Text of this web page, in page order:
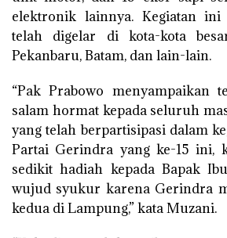
elektronik lainnya. Kegiatan ini
telah digelar di kota-kota
Pekanbaru, Batam, dan lain-lain.
“Pak Prabowo menyampaikan
salam hormat kepada seluruh
yang telah berpartisipasi dalam
Partai Gerindra yang ke-15 ini,
sedikit hadiah kepada Bapak
wujud syukur karena Gerindra
kedua di Lampung,” kata Muzani.